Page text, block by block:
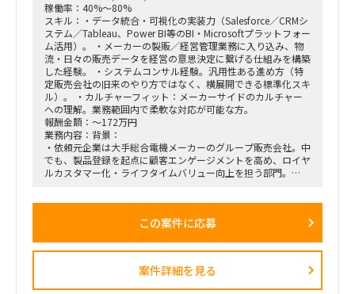
ールの要件定義から、それを現場の営業員にどう使わせるか
（行動変容設計）までの定着化支援。
支店長やトップ営業経験を持つクライアント（証券会社側）の
コアメンバーとタッグを組み、現場のリアルな知見を取り込み
ながら実効性の高い設計を行います。
稼働率：40%～80%
スキル：・データ統合・可視化の実装力（Salesforce／CRMシ
ステム／Tableau、Power BI等のBI・Microsoftプラットフォー
ム活用）。 ・メーカーの製販／経営管理業務に入り込み、物
流・日々の販売データを経営の意思決定に繋げる仕組みを構築
した経験。 ・システムコンサル経験。汎用性ある進め方（特
定販売会社の旧来のやり方ではなく、横展開できる標準化スキ
ル）。 ・カルチャーフィット：メーカーサイドのカルチャー
への理解。業務範囲内で柔軟な対応が可能な方。
報酬金額：～172万円
業務内容：背景：
・依頼元企業は大手総合電機メーカーのグループ販売会社。中
でも、製品登録を起点に顧客エンゲージメントを高め、ロイヤ
ルカスタマー化・ライフタイムバリュー向上を担う部門。
クト＝ヘッドホン・スピーカー等）を担当し、新規ビジネスの
・新規開発と既存カテゴリービジネスを限られたリソースで回
不可欠。だがその専門人材が社内におらず、既存メンバーが兼
務で対応。
この案件に応募
案件詳細を見る